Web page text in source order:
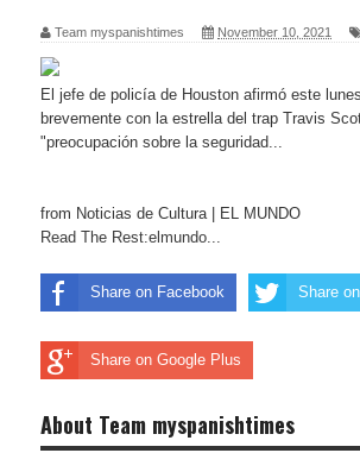
Team myspanishtimes November 10, 2021
El jefe de policía de Houston afirmó este
brevemente con la estrella del trap Travis
"preocupación sobre la seguridad...
from Noticias de Cultura | EL MUNDO
Read The Rest:elmundo...
Share on Facebook Share
Share on Google Plus
About Team myspanishtimes